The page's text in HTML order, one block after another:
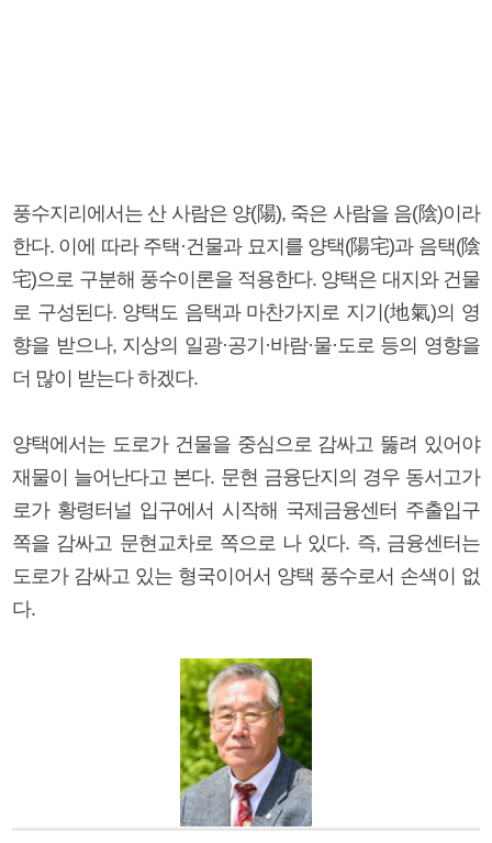
풍수지리에서는 산 사람은 양(陽), 죽은 사람을 음(陰)이라
한다. 이에 따라 주택·건물과 묘지를 양택(陽宅)과 음택(陰
宅)으로 구분해 풍수이론을 적용한다. 양택은 대지와 건물
로 구성된다. 양택도 음택과 마찬가지로 지기(地氣)의 영
향을 받으나, 지상의 일광·공기·바람·물·도로 등의 영향을
더 많이 받는다 하겠다.
양택에서는 도로가 건물을 중심으로 감싸고 뚫려 있어야
재물이 늘어난다고 본다. 문현 금융단지의 경우 동서고가
로가 황령터널 입구에서 시작해 국제금융센터 주출입구
쪽을 감싸고 문현교차로 쪽으로 나 있다. 즉, 금융센터는
도로가 감싸고 있는 형국이어서 양택 풍수로서 손색이 없
다.